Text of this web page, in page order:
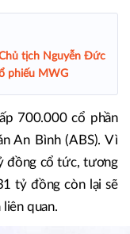
tịch Nguyễn Đức
phiếu MWG
700.000 cổ phần
An Bình (ABS). Vì
đồng cổ tức, tương
tỷ đồng còn lại sẽ
quan.